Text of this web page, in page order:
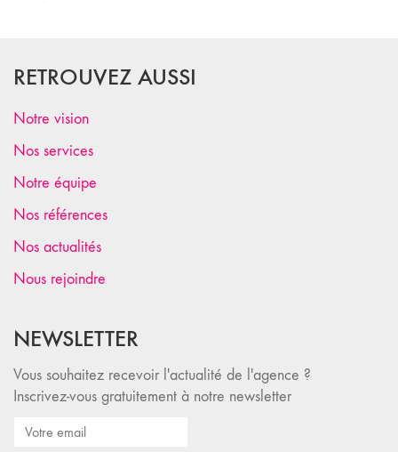
RETROUVEZ AUSSI
Notre vision
Nos services
Notre équipe
Nos références
Nos actualités
Nous rejoindre
NEWSLETTER
Vous souhaitez recevoir l'actualité de l'agence ?
Inscrivez-vous gratuitement à notre newsletter